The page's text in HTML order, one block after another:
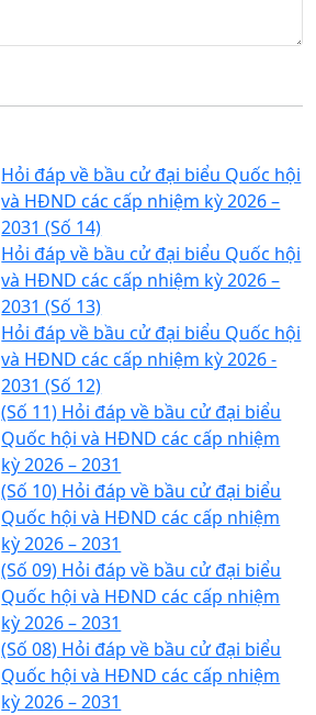
Hỏi đáp về bầu cử đại biểu Quốc hội
và HĐND các cấp nhiệm kỳ 2026 –
2031 (Số 14)
Hỏi đáp về bầu cử đại biểu Quốc hội
và HĐND các cấp nhiệm kỳ 2026 –
2031 (Số 13)
Hỏi đáp về bầu cử đại biểu Quốc hội
và HĐND các cấp nhiệm kỳ 2026 -
2031 (Số 12)
(Số 11) Hỏi đáp về bầu cử đại biểu
Quốc hội và HĐND các cấp nhiệm
kỳ 2026 – 2031
(Số 10) Hỏi đáp về bầu cử đại biểu
Quốc hội và HĐND các cấp nhiệm
kỳ 2026 – 2031
(Số 09) Hỏi đáp về bầu cử đại biểu
Quốc hội và HĐND các cấp nhiệm
kỳ 2026 – 2031
(Số 08) Hỏi đáp về bầu cử đại biểu
Quốc hội và HĐND các cấp nhiệm
kỳ 2026 – 2031